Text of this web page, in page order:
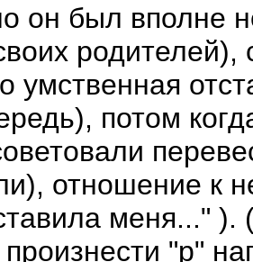
он был вполне
родителей),
умственная
потом
отношение к
меня..."
произнести "р"